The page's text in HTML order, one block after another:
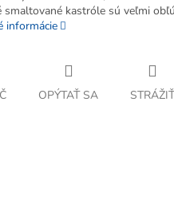
smaltované kastróle sú veľmi
informácie
OPÝTAŤ SA STRÁŽIŤ